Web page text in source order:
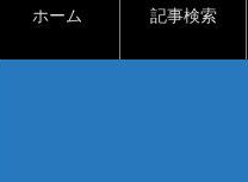
ホーム 記事検索